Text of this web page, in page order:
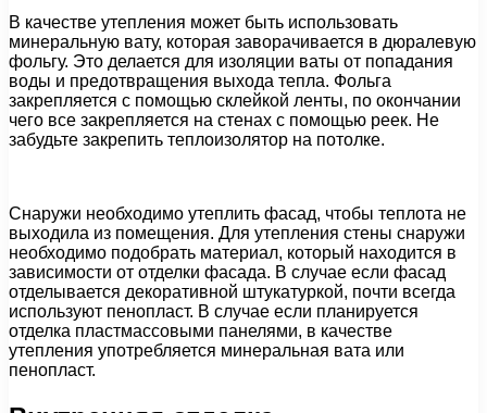
В качестве утепления может быть использовать
минеральную вату, которая заворачивается в дюралевую
фольгу. Это делается для изоляции ваты от попадания
воды и предотвращения выхода тепла. Фольга
закрепляется с помощью склейкой ленты, по окончании
чего все закрепляется на стенах с помощью реек. Не
забудьте закрепить теплоизолятор на потолке.
Снаружи необходимо утеплить фасад, чтобы теплота не
выходила из помещения. Для утепления стены снаружи
необходимо подобрать материал, который находится в
зависимости от отделки фасада. В случае если фасад
отделывается декоративной штукатуркой, почти всегда
используют пенопласт. В случае если планируется
отделка пластмассовыми панелями, в качестве
утепления употребляется минеральная вата или
пенопласт.